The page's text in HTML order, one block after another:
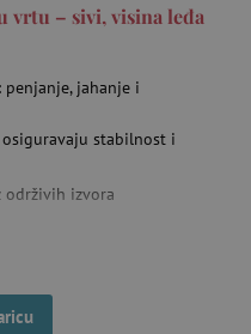
vrtu – sivi, visina leđa
jahanje i
stabilnost i
održivih izvora